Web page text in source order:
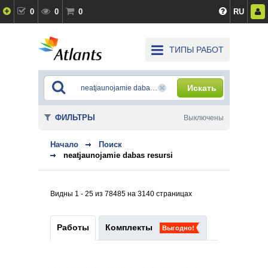
0 0 0 RU
ТИПЫ РАБОТ
Искать
Начало
Поиск
neatjaunojamie dabas resursi
Видны 1 - 25 из 78485 на 3140 страницах
Работы Комплекты Выгодно!
ФИЛЬТРЫ Выключены